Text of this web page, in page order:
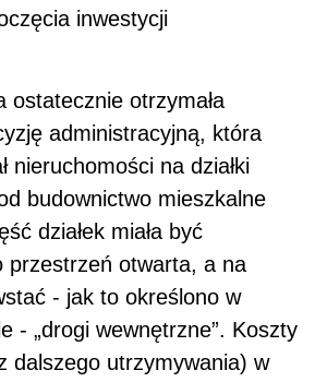
inwestycji
ostatecznie otrzymała
administracyjną, która
nieruchomości na działki
budownictwo mieszkalne
działek miała być
przestrzeń otwarta, a na
- jak to określono w
- „drogi wewnętrzne”. Koszty
dalszego utrzymywania) w